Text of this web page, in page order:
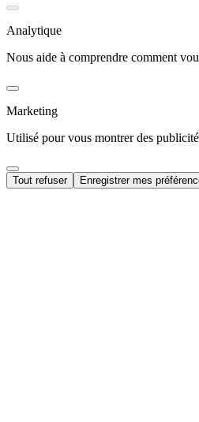
Analytique
Nous aide à comprendre comment
Marketing
Utilisé pour vous montrer des
Tout refuser Enregistrer mes